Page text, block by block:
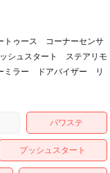
ゥース コーナーセンサ
シュスタート ステアリモ
ラー ドアバイザー リ
パワステ
プッシュスタート